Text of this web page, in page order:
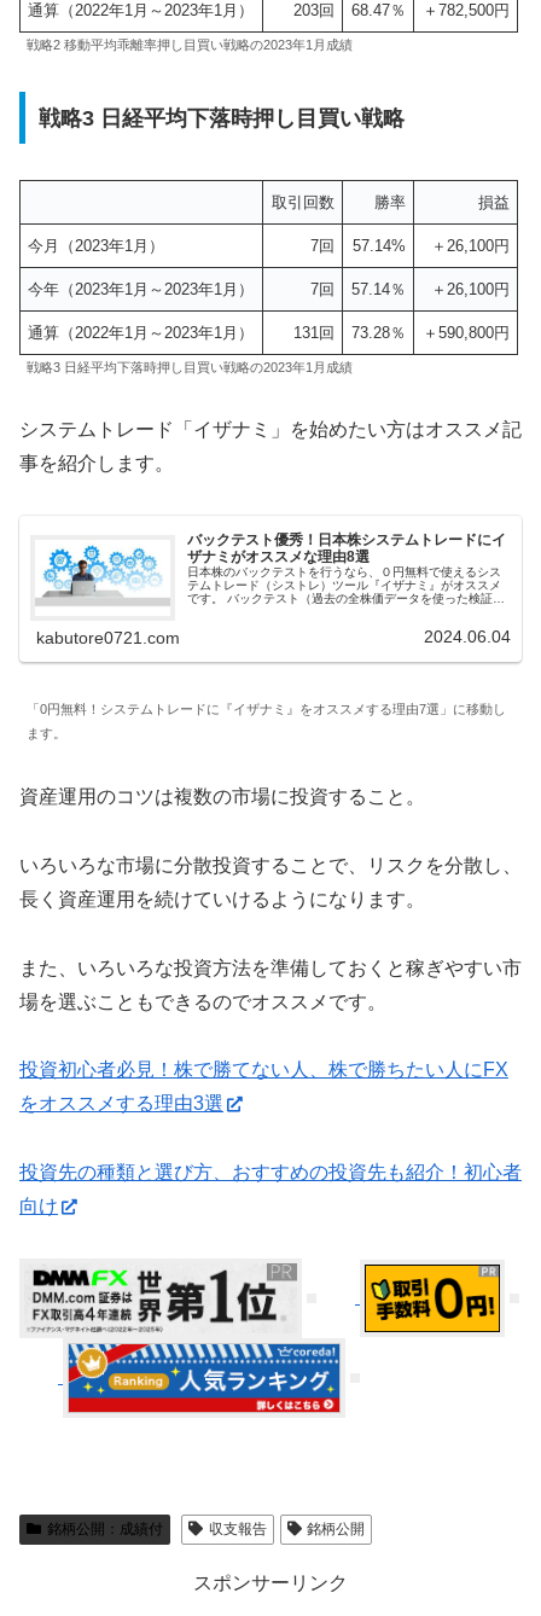
通算（2022年1月～2023年1月） 203回 68.47％ ＋782,500円
戦略2 移動平均乖離率押し目買い戦略の2023年1月成績
戦略3 日経平均下落時押し目買い戦略
取引回数 勝率 損益
今月（2023年1月） 7回 57.14% ＋26,100円
今年（2023年1月～2023年1月） 7回 57.14％ ＋26,100円
通算（2022年1月～2023年1月） 131回 73.28％ ＋590,800円
戦略3 日経平均下落時押し目買い戦略の2023年1月成績
システムトレード「イザナミ」を始めたい方はオススメ記
事を紹介します。
バックテスト優秀！日本株システムトレードにイ
ザナミがオススメな理由8選
日本株のバックテストを行うなら、０円無料で使えるシス
テムトレード（シストレ）ツール『イザナミ』がオススメ
です。 バックテスト（過去の全株価データを使った検証）
kabutore0721.com 2024.06.04
「0円無料！システムトレードに『イザナミ』をオススメする理由7選」に移動し
ます。
資産運用のコツは複数の市場に投資すること。
いろいろな市場に分散投資することで、リスクを分散し、
長く資産運用を続けていけるようになります。
また、いろいろな投資方法を準備しておくと稼ぎやすい市
場を選ぶこともできるのでオススメです。
投資初心者必見！株で勝てない人、株で勝ちたい人にFX
をオススメする理由3選
投資先の種類と選び方、おすすめの投資先も紹介！初心者
向け
銘柄公開：成績付 収支報告 銘柄公開
スポンサーリンク